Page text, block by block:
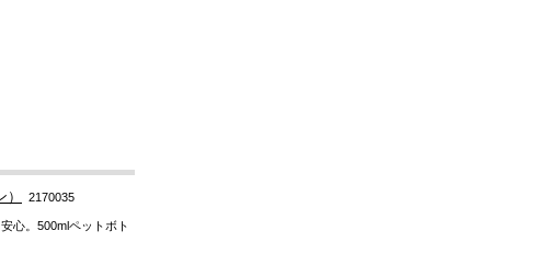
2170035
心。500mlペットボト